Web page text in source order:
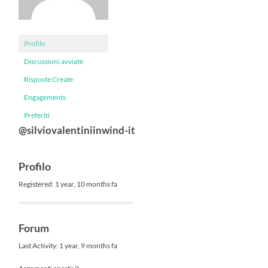
Profilo
Discussioni avviate
Risposte Create
Engagements
Preferiti
@silviovalentiniinwind-it
Profilo
Registered: 1 year, 10 months fa
Forum
Last Activity: 1 year, 9 months fa